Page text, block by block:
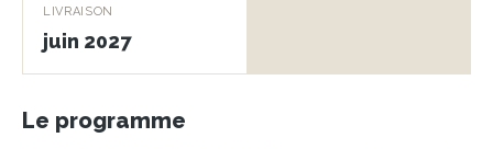
LIVRAISON
juin 2027
Le programme